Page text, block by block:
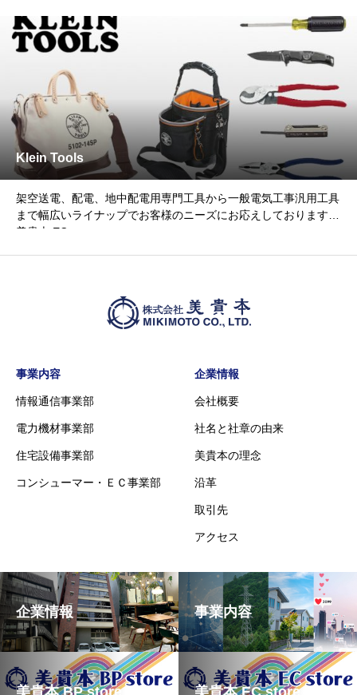
Klein Tools
架空送電、配電、地中配電用専門工具から一般電気工事汎用工具
まで幅広いライナップでお客様のニーズにお応えしております。
美貴本 EC
事業内容
情報通信事業部
電力機材事業部
住宅設備事業部
コンシューマー・ＥＣ事業部
企業情報
会社概要
社名と社章の由来
美貴本の理念
沿革
取引先
アクセス
企業情報 事業内容
美貴本 BP store 美貴本 EC store